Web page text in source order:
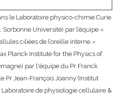
le Laboratoire physico-chimie Curie
Sorbonne Université) par l’équipe «
ciliées de l’oreille interne »
Planck Institute for the Physics of
par l'équipe du Pr Franck
Pr Jean-François Joanny (Institut
de physiologie cellulaire &